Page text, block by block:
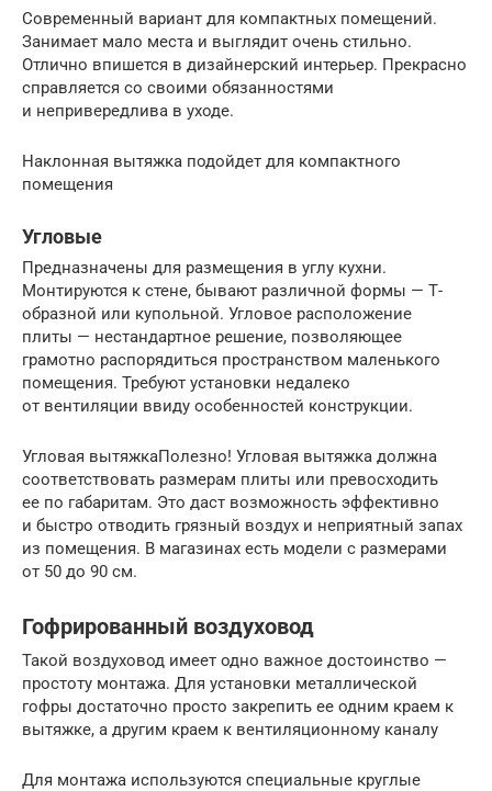
Современный вариант для компактных помещений.
Занимает мало места и выглядит очень стильно.
Отлично впишется в дизайнерский интерьер. Прекрасно
справляется со своими обязанностями
и непривередлива в уходе.
Наклонная вытяжка подойдет для компактного
помещения
Угловые
Предназначены для размещения в углу кухни.
Монтируются к стене, бывают различной формы — Т-
образной или купольной. Угловое расположение
плиты — нестандартное решение, позволяющее
грамотно распорядиться пространством маленького
помещения. Требуют установки недалеко
от вентиляции ввиду особенностей конструкции.
Угловая вытяжкаПолезно! Угловая вытяжка должна
соответствовать размерам плиты или превосходить
ее по габаритам. Это даст возможность эффективно
и быстро отводить грязный воздух и неприятный запах
из помещения. В магазинах есть модели с размерами
от 50 до 90 см.
Гофрированный воздуховод
Такой воздуховод имеет одно важное достоинство —
простоту монтажа. Для установки металлической
гофры достаточно просто закрепить ее одним краем к
вытяжке, а другим краем к вентиляционному каналу
Для монтажа используются специальные круглые